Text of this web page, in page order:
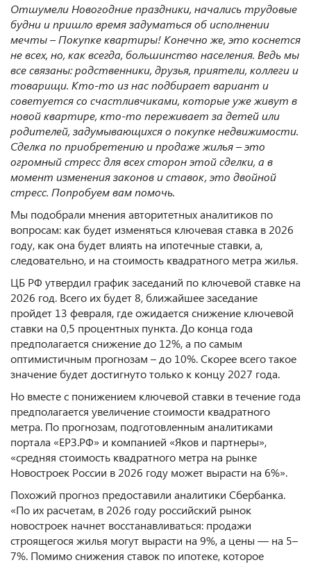
Отшумели Новогодние праздники, начались трудовые
будни и пришло время задуматься об исполнении
мечты – Покупке квартиры! Конечно же, это коснется
не всех, но, как всегда, большинство населения. Ведь мы
все связаны: родственники, друзья, приятели, коллеги и
товарищи. Кто-то из нас подбирает вариант и
советуется со счастливчиками, которые уже живут в
новой квартире, кто-то переживает за детей или
родителей, задумывающихся о покупке недвижимости.
Сделка по приобретению и продаже жилья – это
огромный стресс для всех сторон этой сделки, а в
момент изменения законов и ставок, это двойной
стресс. Попробуем вам помочь.
Мы подобрали мнения авторитетных аналитиков по
вопросам: как будет изменяться ключевая ставка в 2026
году, как она будет влиять на ипотечные ставки, а,
следовательно, и на стоимость квадратного метра жилья.
ЦБ РФ утвердил график заседаний по ключевой ставке на
2026 год. Всего их будет 8, ближайшее заседание
пройдет 13 февраля, где ожидается снижение ключевой
ставки на 0,5 процентных пункта. До конца года
предполагается снижение до 12%, а по самым
оптимистичным прогнозам – до 10%. Скорее всего такое
значение будет достигнуто только к концу 2027 года.
Но вместе с понижением ключевой ставки в течение года
предполагается увеличение стоимости квадратного
метра. По прогнозам, подготовленным аналитиками
портала «ЕРЗ.РФ» и компанией «Яков и партнеры»,
«средняя стоимость квадратного метра на рынке
Новостроек России в 2026 году может вырасти на 6%».
Похожий прогноз предоставили аналитики Сбербанка.
«По их расчетам, в 2026 году российский рынок
новостроек начнет восстанавливаться: продажи
строящегося жилья могут вырасти на 9%, а цены — на 5–
7%. Помимо снижения ставок по ипотеке, которое